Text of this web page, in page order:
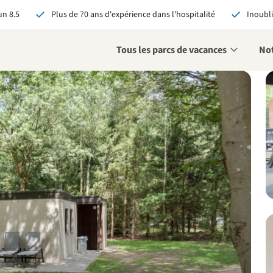
8.5 Plus de 70 ans d'expérience dans l'hospitalité
Tous les parcs de vacances
via RCN, vous
garantie du meilleur prix
avantages exclusifs
contact personnalisé
tous les avantages